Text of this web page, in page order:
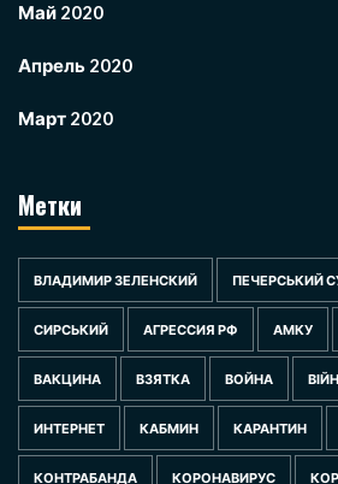
Май 2020
Апрель 2020
Март 2020
Метки
ВЛАДИМИР ЗЕЛЕНСКИЙ ПЕЧЕРСЬКИЙ
СИРСЬКИЙ АГРЕССИЯ РФ АМКУ
ВАКЦИНА ВЗЯТКА ВОЙНА
ИНТЕРНЕТ КАБМИН КАРАНТИН
КОНТРАБАНДА КОРОНАВИРУС